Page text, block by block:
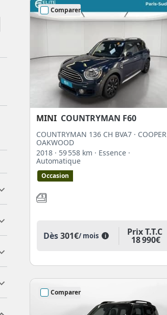
Comparer
MINI COUNTRYMAN F60
COUNTRYMAN 136 CH BVA7 · COOPER
OAKWOOD
2018 · 59 558 km · Essence ·
Automatique
Occasion
Dès301€/ mois i Prix T.T.C
18 990€
Comparer